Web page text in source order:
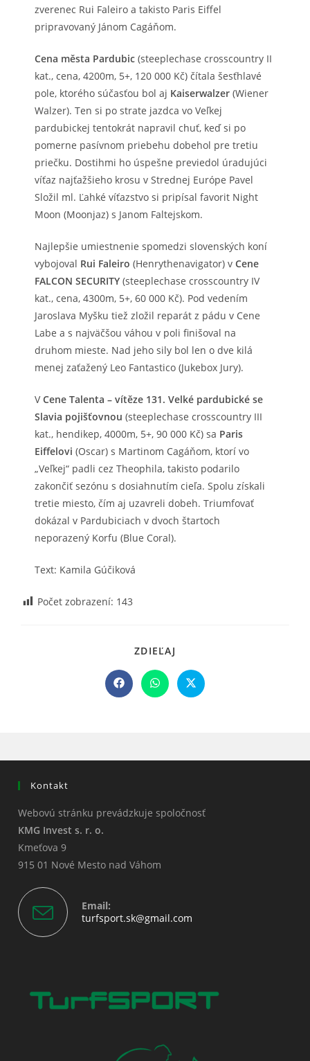
zverenec Rui Faleiro a takisto Paris Eiffel
pripravovaný Jánom Cagáňom.
Cena města Pardubic (steeplechase crosscountry II
kat., cena, 4200m, 5+, 120 000 Kč) čítala šesťhlavé
pole, ktorého súčasťou bol aj Kaiserwalzer (Wiener
Walzer). Ten si po strate jazdca vo Veľkej
pardubickej tentokrát napravil chuť, keď si po
pomerne pasívnom priebehu dobehol pre tretiu
priečku. Dostihmi ho úspešne previedol úradujúci
víťaz najťažšieho krosu v Strednej Európe Pavel
Složil ml. Ľahké víťazstvo si pripísal favorit Night
Moon (Moonjaz) s Janom Faltejskom.
Najlepšie umiestnenie spomedzi slovenských koní
vybojoval Rui Faleiro (Henrythenavigator) v Cene
FALCON SECURITY (steeplechase crosscountry IV
kat., cena, 4300m, 5+, 60 000 Kč). Pod vedením
Jaroslava Myšku tiež zložil reparát z pádu v Cene
Labe a s najväčšou váhou v poli finišoval na
druhom mieste. Nad jeho sily bol len o dve kilá
menej zaťažený Leo Fantastico (Jukebox Jury).
VCene Talenta – vítěze 131. Velké pardubické se
Slavia pojišťovnou (steeplechase crosscountry III
kat., hendikep, 4000m, 5+, 90 000 Kč) sa Paris
Eiffelovi (Oscar) s Martinom Cagáňom, ktorí vo
„Veľkej“ padli cez Theophila, takisto podarilo
zakončiť sezónu s dosiahnutím cieľa. Spolu získali
tretie miesto, čím aj uzavreli dobeh. Triumfovať
dokázal v Pardubiciach v dvoch štartoch
neporazený Korfu (Blue Coral).
Text: Kamila Gúčiková
Počet zobrazení: 143
ZDIEĽAJ
CONTENT
Opens
in
Opens
in
Opens
in
Kontakt
Webovú stránku prevádzkuje spoločnosť
KMG Invest s. r. o.
Kmeťova 9
915 01 Nové Mesto nad Váhom
Email:
turfsport.sk@gmail.com